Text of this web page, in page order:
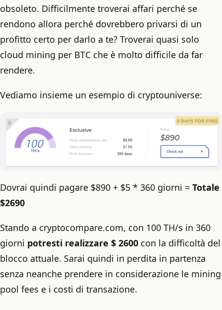
obsoleto. Difficilmente troverai affari perché se
rendono allora perché dovrebbero privarsi di un
profitto certo per darlo a te? Troverai quasi solo
cloud mining per BTC che è molto difficile da far
rendere.
Vediamo insieme un esempio di cryptouniverse:
Dovrai quindi pagare $890 + $5 * 360 giorni = Totale
$2690
Stando a cryptocompare.com, con 100 TH/s in 360
giorni potresti realizzare $ 2600 con la difficoltà del
blocco attuale. Sarai quindi in perdita in partenza
senza neanche prendere in considerazione le mining
pool fees e i costi di transazione.